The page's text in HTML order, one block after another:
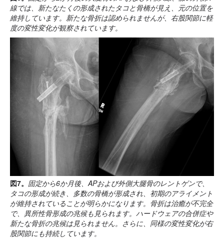
線では、新たなたくの形成されたタコと骨橋が見え、元の位置を
維持しています。新たな骨折は認められませんが、右股関節に軽
度の変性変化が観察されています。
図7。 固定から6か月後、APおよび外側大腿骨のレントゲンで、
タコの形成が続き、多数の骨橋が形成され、初期のアライメント
が維持されていることが明らかになります。骨折は治癒が不完全
で、異所性骨形成の兆候も見られます。ハードウェアの合併症や
新たな骨折の兆候は見られません。さらに、同様の変性変化が右
股関節にも持続しています。